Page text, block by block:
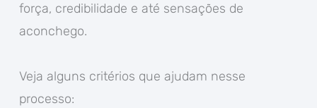
força, credibilidade e até sensações de
aconchego.
Veja alguns critérios que ajudam nesse
processo: